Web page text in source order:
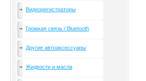
Видеорегистраторы
Громкая связь / Bluetooth
Другие автоаксессуары
Жидкости и масла